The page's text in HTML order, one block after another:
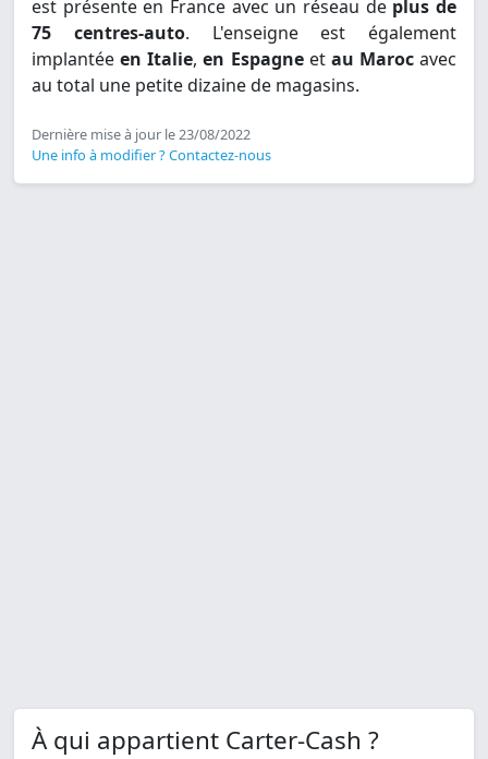
est présente en France avec un réseau de plus de
75 centres-auto. L'enseigne est également
implantéeen Italie,en Espagneet au Marocavec
au total une petite dizaine de magasins.
Dernière mise à jour le 23/08/2022
Une info à modifier ? Contactez-nous
À qui appartient Carter-Cash ?